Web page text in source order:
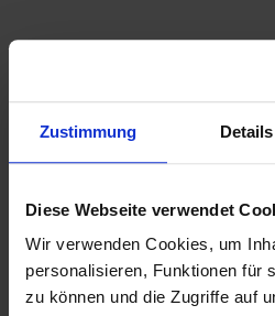
Zustimmung Details
Diese Webseite verwendet
Wir verwenden Cookies, um
personalisieren, Funktionen für
zu können und die Zugriffe auf